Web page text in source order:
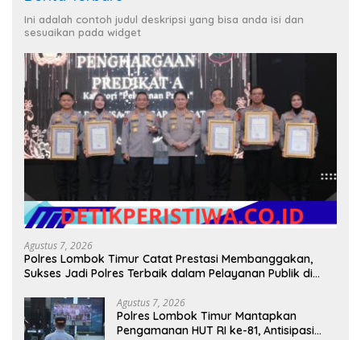
Ini adalah contoh judul deskripsi yang bisa anda isi dan
sesuaikan pada widget
Agustus 7, 2026
Polres Lombok Timur Catat Prestasi Membanggakan,
Sukses Jadi Polres Terbaik dalam Pelayanan Publik di
Agustus 7, 2026
Polres Lombok Timur Mantapkan
Pengamanan HUT RI ke-81, Antisipasi